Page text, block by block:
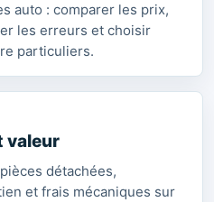
auto : comparer les prix,
les erreurs et choisir
particuliers.
valeur
détachées,
et frais mécaniques sur